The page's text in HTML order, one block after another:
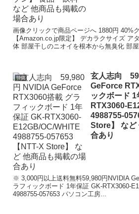
画像クリックで商品ページへ 1880円 40%
【Amazon.co.jp限定】 デカラクサイズ ア
体 部屋干しのニオイを根本から無臭化 部
特価
玄人志向
GeForce
ックボード
RTX3060-
4988755-
Store】 など
合あり
※ 3,000円以上送料無料59,980円NVIDIA
ラフィックボード 1年保証 GK-RTX3060-
4988755-057653 パソコン工房...